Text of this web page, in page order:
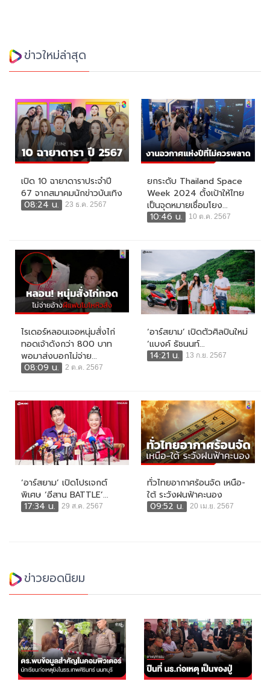
ข่าวใหม่ล่าสุด
เปิด 10 ฉายาดาราประจำปี
67 จากสมาคมนักข่าวบันเทิง
08:24 น.
23 ธ.ค. 2567
ยกระดับ Thailand Space
Week 2024 ตั้งเป้าให้ไทย
เป็นจุดหมายเชื่อมโยง...
10:46 น.
10 ต.ค. 2567
ไรเดอร์หลอนเจอหนุ่มสั่งไก่
ทอดเจ้าดังกว่า 800 บาท
พอมาส่งบอกไม่จ่าย...
08:09 น.
2 ต.ค. 2567
‘อาร์สยาม’ เปิดตัวศิลปินใหม่
‘แบงค์ ธัชนนท์...
14:21 น.
13 ก.ย. 2567
‘อาร์สยาม’ เปิดโปรเจกต์
พิเศษ ‘อีสาน BATTLE’...
17:34 น.
29 ส.ค. 2567
ทั่วไทยอากาศร้อนจัด เหนือ-
ใต้ ระวังฝนฟ้าคะนอง
09:52 น.
20 เม.ย. 2567
ข่าวยอดนิยม